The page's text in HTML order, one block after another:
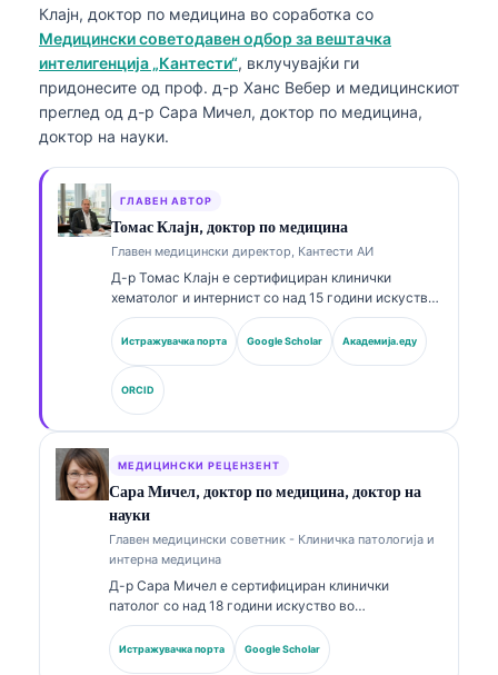
Клајн, доктор по медицина во соработка со
Медицински советодавен одбор за вештачка
интелигенција „Кантести“, вклучувајќи ги
придонесите од проф. д-р Ханс Вебер и медицинскиот
преглед од д-р Сара Мичел, доктор по медицина,
доктор на науки.
ГЛАВЕН АВТОР
Томас Клајн, доктор по медицина
Главен медицински директор, Кантести АИ
Д-р Томас Клајн е сертифициран клинички
хематолог и интернист со над 15 години искуство
во лабораториска медицина и клиничка анализа
потпомогната со ВИ. Како главен медицински
директор во Kantesti AI, тој обезбедува клинички
надзор над медицинската точност на
сопственичката невронска мрежа. Д-р Клајн има
објавено обемно на теми поврзани со
интерпретација на биомаркери и лабораториска
медицина.
Истражувачка порта Google Scholar Академија.еду
ORCID
МЕДИЦИНСКИ РЕЦЕНЗЕНТ
Сара Мичел, доктор по медицина, доктор на
науки
Главен медицински советник - Клиничка патологија и
интерна медицина
Д-р Сара Мичел е сертифициран клинички
патолог со над 18 години искуство во
лабораториска медицина и дијагностичка
анализа. Има специјализирани сертификати во
клиничка хемија и има објавено обемно за панели
Истражувачка порта Google Scholar